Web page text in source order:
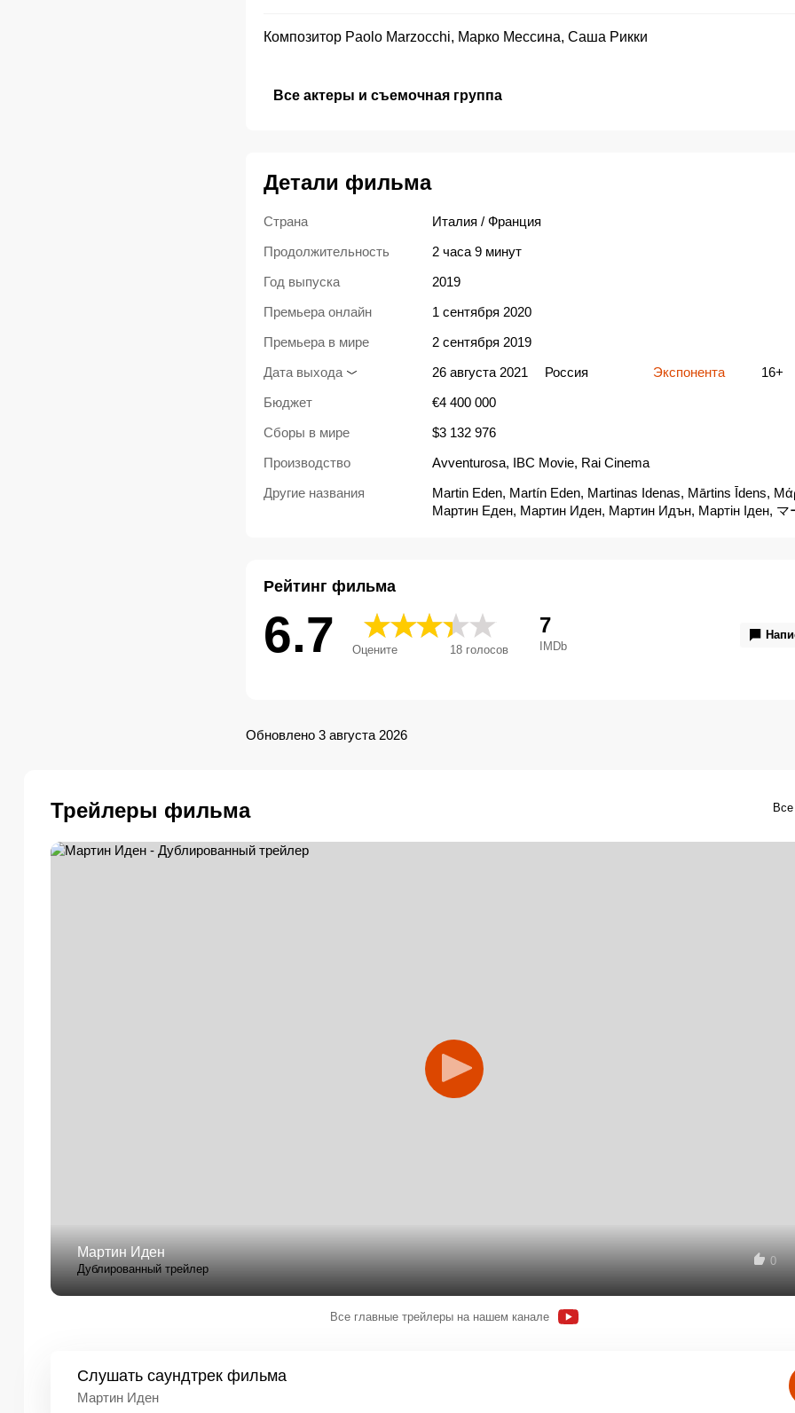
Композитор Paolo Marzocchi, Марко Мессина, Саша Рикки
Все актеры и съемочная группа
Детали фильма
Страна
Италия / Франция
Продолжительность
2 часа 9 минут
Год выпуска
2019
Премьера онлайн
1 сентября 2020
Премьера в мире
2 сентября 2019
Дата выхода
26 августа 2021 Россия Экспонента
16+
Бюджет
€4 400 000
Сборы в мире
$3 132 976
Производство
Avventurosa, IBC Movie, Rai Cinema
Другие названия
Martin Eden, Martín Eden, Martinas Idenas, Mārtins Īdens,
Мартин Еден, Мартин Иден, Мартин Идън, Мартін Іден, マ
Рейтинг фильма
6.7 Оцените 18голосов
7
IMDb
Обновлено 3 августа 2026
Трейлеры фильма
Мартин Иден
Дублированный трейлер
0
Все главные трейлеры на нашем канале
Слушать саундтрек фильма
Мартин Иден